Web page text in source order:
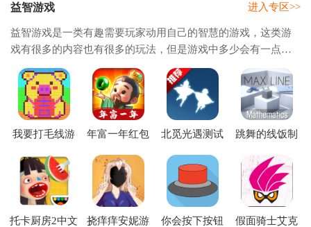
益智游戏
益智游戏是一类有趣需要玩家动用自己的智慧的游戏，这类游
戏有很多的内容也有很多的玩法，但是游戏中多少会有一点难
度是需要玩家去选择操作的，游戏的操作基本上不会有多少，
但是为了满足玩家对于益智游戏的需要，小
进入专区>>
我要打毛线游
年富一年红包
北觅光遇测试
(Sky免资格）
跳舞的线饭制
托卡厨房2中文
挠痒痒安妮游
你会按下按钮
假面骑士艾克